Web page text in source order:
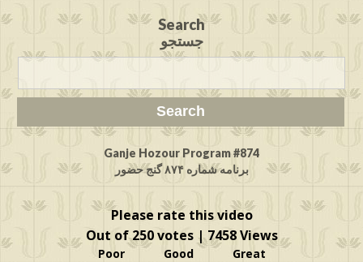
Search
جستجو
Ganje Hozour Program #874
برنامه شماره ۸۷۴ گنج حضور
Please rate this video
Out of 250 votes | 7458 Views
Poor Good Great